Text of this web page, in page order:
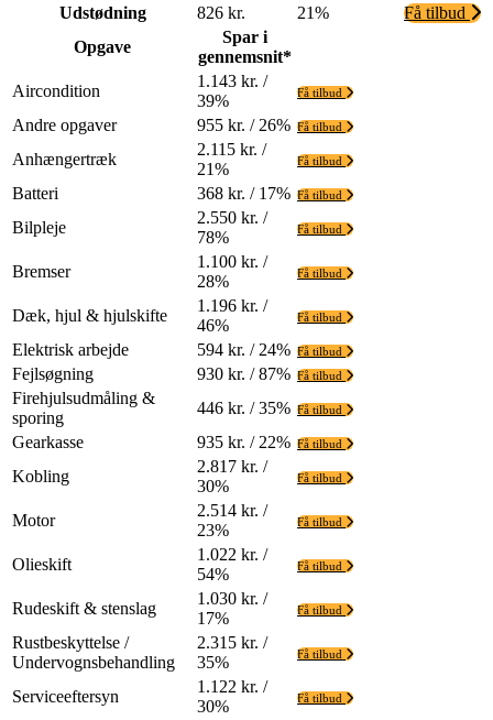
Udstødning
826 kr. 21%
Få tilbud
Opgave
Spar i
gennemsnit*
Aircondition
1.143 kr. /
39%
Få tilbud
Andre opgaver 955 kr. / 26% Få tilbud
Anhængertræk
2.115 kr. /
21%
Få tilbud
Batteri 368 kr. / 17% Få tilbud
Bilpleje
2.550 kr. /
78%
Få tilbud
Bremser
1.100 kr. /
28%
Få tilbud
Dæk, hjul & hjulskifte
1.196 kr. /
46%
Få tilbud
Elektrisk arbejde 594 kr. / 24% Få tilbud
Fejlsøgning 930 kr. / 87% Få tilbud
Firehjulsudmåling &
sporing
446 kr. / 35% Få tilbud
Gearkasse 935 kr. / 22% Få tilbud
Kobling
2.817 kr. /
30%
Få tilbud
Motor
2.514 kr. /
23%
Få tilbud
Olieskift
1.022 kr. /
54%
Få tilbud
Rudeskift & stenslag
1.030 kr. /
17%
Få tilbud
Rustbeskyttelse /
Undervognsbehandling
2.315 kr. /
35%
Få tilbud
Serviceeftersyn
1.122 kr. /
30%
Få tilbud